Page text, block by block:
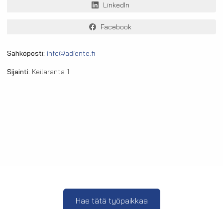
LinkedIn
Facebook
Sähköposti: info@adiente.fi
Sijainti: Keilaranta 1
Hae tätä työpaikkaa